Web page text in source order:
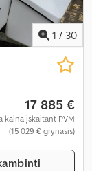
1 / 30
17 885 €
kaina įskaitant PVM
(15 029 € grynasis)